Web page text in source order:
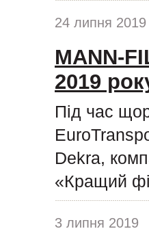
24 липня 2019
MANN-
2019
Під час
Dekra,
«Кращий
3 липня 2019